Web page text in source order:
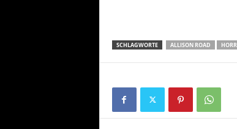
SCHLAGWORTE ALLISON ROAD